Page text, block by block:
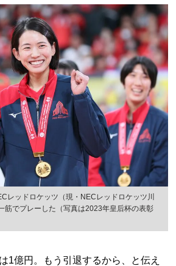
レッドロケッツ（現・NECレッドロケッツ川
筋でプレーした（写真は2023年皇后杯の表彰
1億円。もう引退するから、と伝え